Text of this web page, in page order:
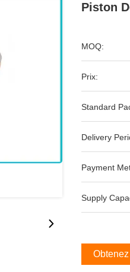
Piston
MOQ:
Prix:
Standard
Delivery
Payment
Supply
Obtenez